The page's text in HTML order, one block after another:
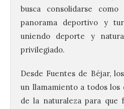
busca consolidarse
panorama deportivo y
uniendo deporte y
privilegiado.
Desde Fuentes de Béjar,
un llamamiento a todos los
de la naturaleza para que